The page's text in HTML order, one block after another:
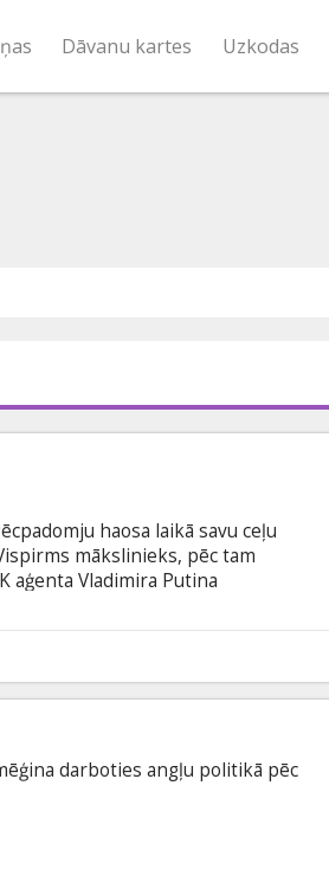
Dāvanu kartes Uzkodas
haosa laikā savu ceļu
mākslinieks, pēc tam
aģenta Vladimira Putina
Gadus vēlāk, Baranovs beidzot
veidot, tumšos noslēpumus. Filma
darboties angļu politikā pēc